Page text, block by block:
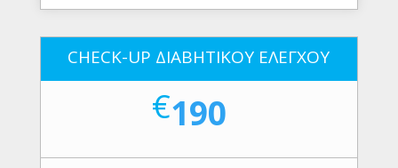
CHECK-UP ΔΙΑΒΗΤΙΚΟΥ ΕΛΕΓΧΟΥ
€190